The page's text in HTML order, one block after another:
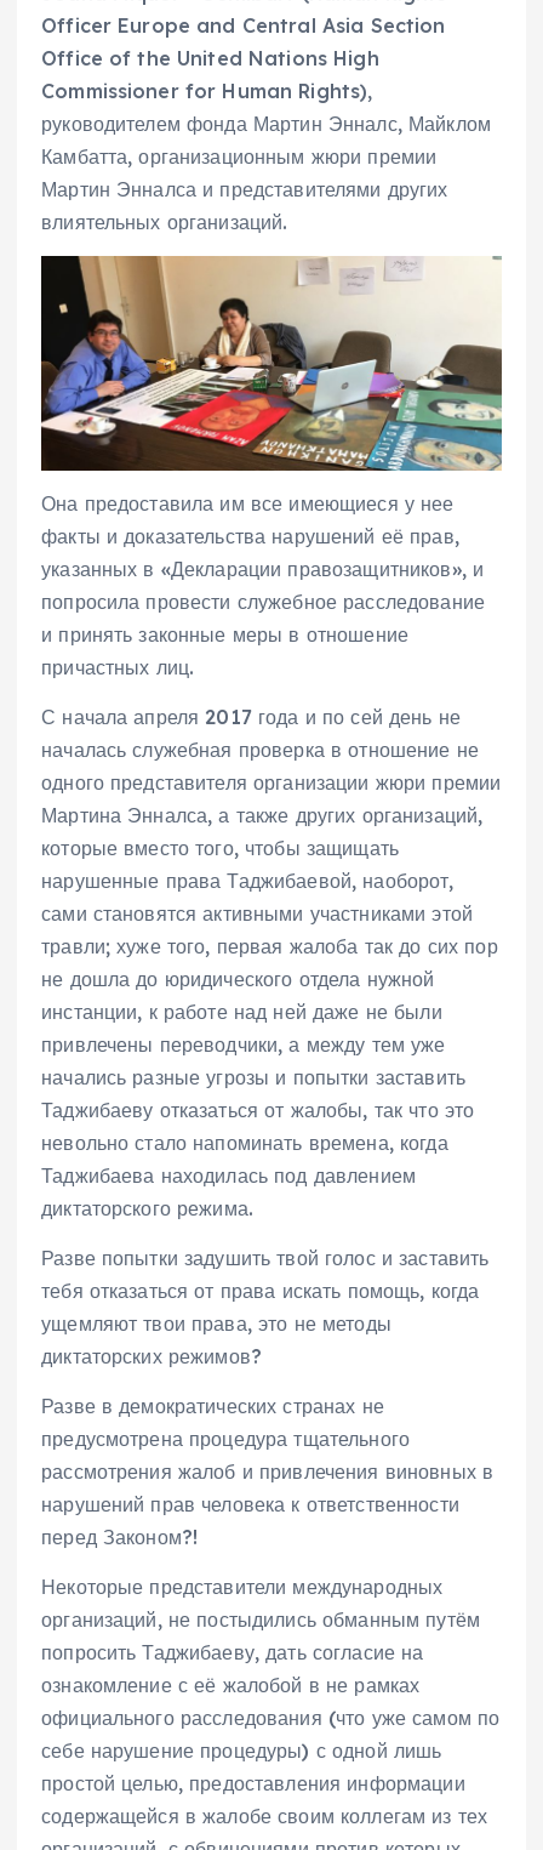
Officer Europe and Central Asia Section
Office of the United Nations High
Commissioner for Human Rights),
руководителем фонда Мартин Энналс, Майклом
Камбатта, организационным жюри премии
Мартин Энналса и представителями других
влиятельных организаций.
Она предоставила им все имеющиеся у нее
факты и доказательства нарушений её прав,
указанных в «Декларации правозащитников», и
попросила провести служебное расследование
и принять законные меры в отношение
причастных лиц.
С начала апреля 2017 года и по сей день не
началась служебная проверка в отношение не
одного представителя организации жюри премии
Мартина Энналса, а также других организаций,
которые вместо того, чтобы защищать
нарушенные права Таджибаевой, наоборот,
сами становятся активными участниками этой
травли; хуже того, первая жалоба так до сих пор
не дошла до юридического отдела нужной
инстанции, к работе над ней даже не были
привлечены переводчики, а между тем уже
начались разные угрозы и попытки заставить
Таджибаеву отказаться от жалобы, так что это
невольно стало напоминать времена, когда
Таджибаева находилась под давлением
диктаторского режима.
Разве попытки задушить твой голос и заставить
тебя отказаться от права искать помощь, когда
ущемляют твои права, это не методы
диктаторских режимов?
Разве в демократических странах не
предусмотрена процедура тщательного
рассмотрения жалоб и привлечения виновных в
нарушений прав человека к ответственности
перед Законом?!
Некоторые представители международных
организаций, не постыдились обманным путём
попросить Таджибаеву, дать согласие на
ознакомление с её жалобой в не рамках
официального расследования (что уже самом по
себе нарушение процедуры) с одной лишь
простой целью, предоставления информации
содержащейся в жалобе своим коллегам из тех